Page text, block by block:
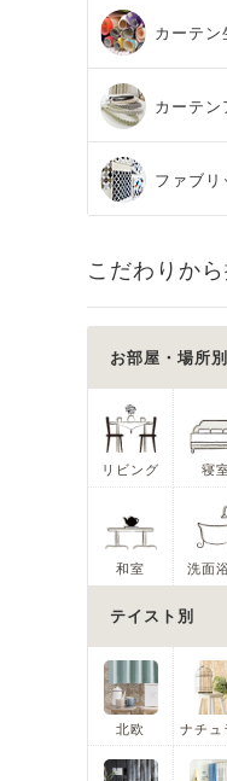
カーテン
カーテン
ファブリ
こだわりか
お部屋・場所別
リビング 寝
和室 洗面
テイスト別
北欧 ナチュ